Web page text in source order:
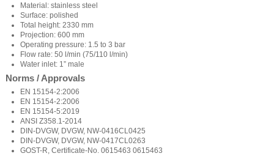
Material: stainless steel
Surface: polished
Total height: 2330 mm
Projection: 600 mm
Operating pressure: 1.5 to 3 bar
Flow rate: 50 l/min (75/110 l/min)
Water inlet: 1” male
Norms / Approvals
EN 15154-2:2006
EN 15154-2:2006
EN 15154-5:2019
ANSI Z358.1-2014
DIN-DVGW, DVGW, NW-0416CL0425
DIN-DVGW, DVGW, NW-0417CL0263
GOST-R, Certificate-No. 0615463 0615463